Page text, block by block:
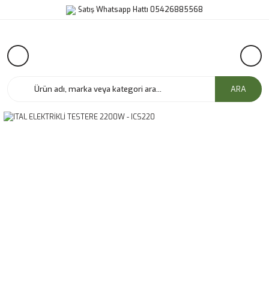
Satış Whatsapp Hattı 05426885568
ARA